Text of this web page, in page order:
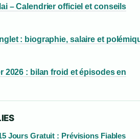
– Calendrier officiel et conseils
: biographie, salaire et
2026 : bilan froid et épisodes en
Jours Gratuit : Prévisions Fiables